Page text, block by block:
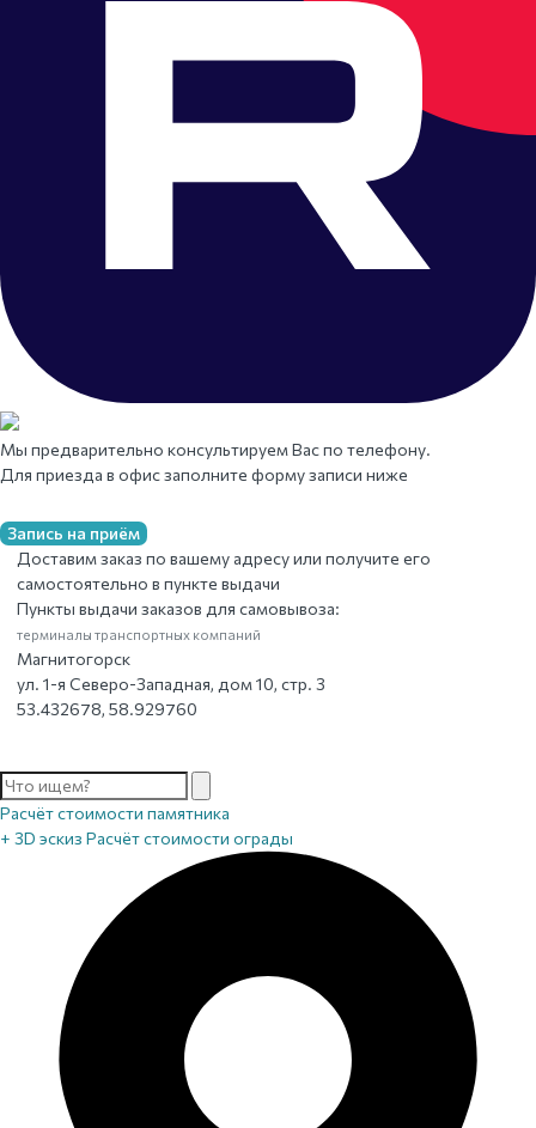
Мы предварительно консультируем Вас по телефону.
Для приезда в офис заполните форму записи ниже
Запись на приём
Доставим заказ по вашему адресу или получите его
самостоятельно в пункте выдачи
Пункты выдачи заказов для самовывоза:
терминалы транспортных компаний
Магнитогорск
ул. 1-я Северо-Западная, дом 10, стр. 3
53.432678, 58.929760
Расчёт стоимости памятника
+ 3D эскиз Расчёт стоимости ограды